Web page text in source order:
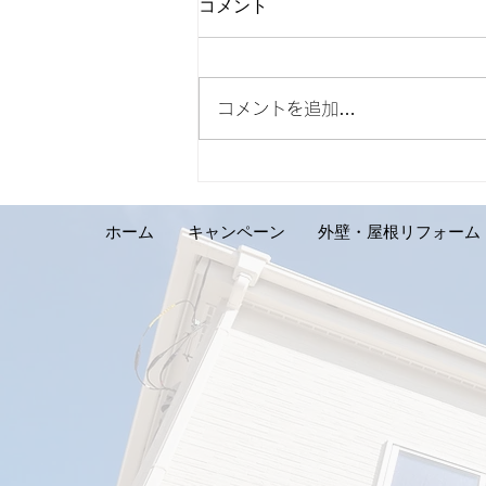
ご紹介です。札幌市手稲区 S
様邸】
コメント
コメントを追加…
ホーム キャンペーン 外壁・屋根リフォーム